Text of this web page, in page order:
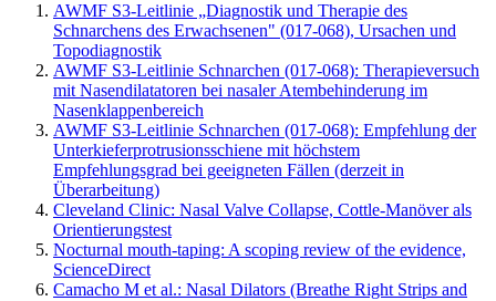
AWMF S3-Leitlinie „Diagnostik und Therapie des
Schnarchens des Erwachsenen" (017-068), Ursachen und
Topodiagnostik
AWMF S3-Leitlinie Schnarchen (017-068): Therapieversuch
mit Nasendilatatoren bei nasaler Atembehinderung im
Nasenklappenbereich
AWMF S3-Leitlinie Schnarchen (017-068): Empfehlung der
Unterkieferprotrusionsschiene mit höchstem
Empfehlungsgrad bei geeigneten Fällen (derzeit in
Überarbeitung)
Cleveland Clinic: Nasal Valve Collapse, Cottle-Manöver als
Orientierungstest
Nocturnal mouth-taping: A scoping review of the evidence,
ScienceDirect
Camacho M et al.: Nasal Dilators (Breathe Right Strips and